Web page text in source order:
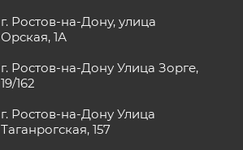
г. Ростов-на-Дону, улица
Орская, 1А
г. Ростов-на-Дону Улица Зорге,
19/162
г. Ростов-на-Дону Улица
Таганрогская, 157